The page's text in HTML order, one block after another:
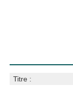
Titre :